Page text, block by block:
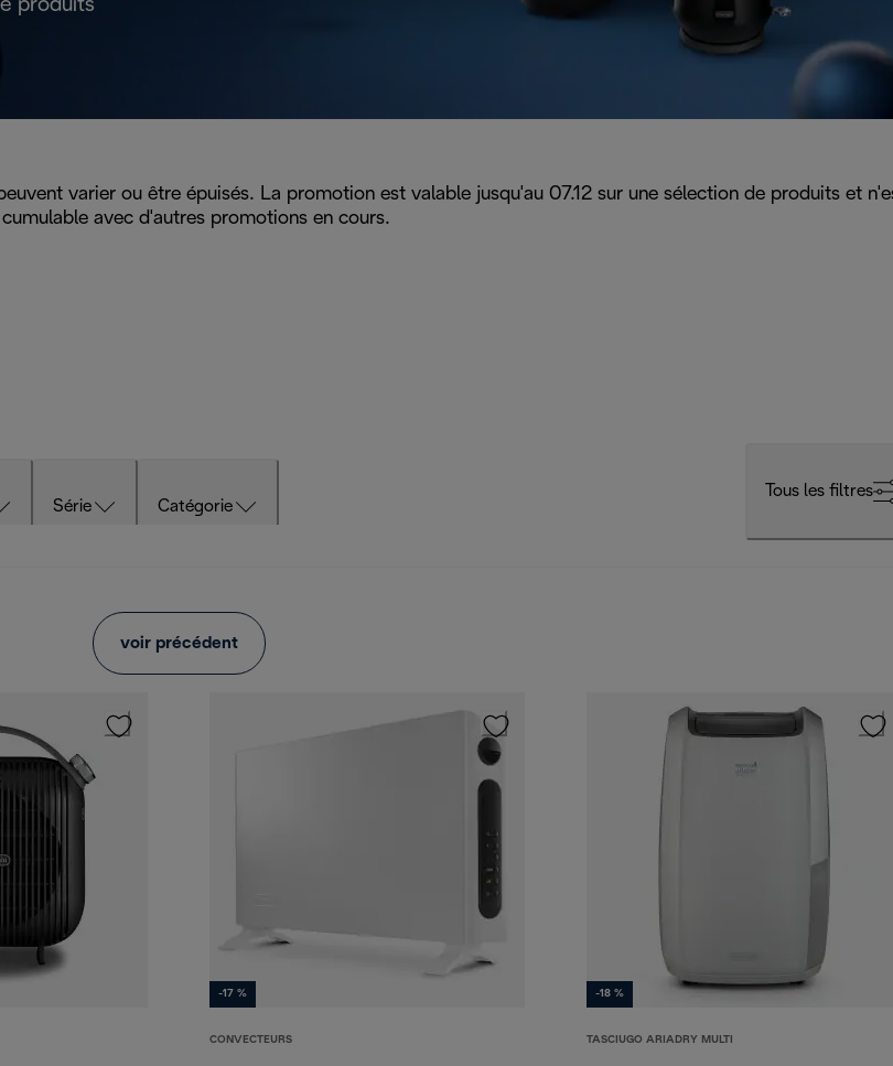
produits
varier ou être épuisés. La promotion est valable jusqu'au 07.12 sur une sélection de produits et
cumulable avec d'autres promotions en cours.
Série Catégorie
Tous les filtres
voir précédent
-17 %
CONVECTEURS
-18 %
TASCIUGO ARIADRY MULTI